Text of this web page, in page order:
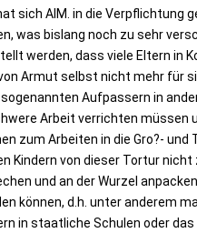
sich AIM. in die Verpflichtung
was bislang noch zu sehr
werden, dass viele Eltern in
Armut selbst nicht mehr für
Aufpassern in
Arbeit verrichten müssen
zum Arbeiten in die Gro?-
Kindern von dieser Tortur nicht
und an der Wurzel
können, d.h. unter anderem
in staatliche Schulen oder